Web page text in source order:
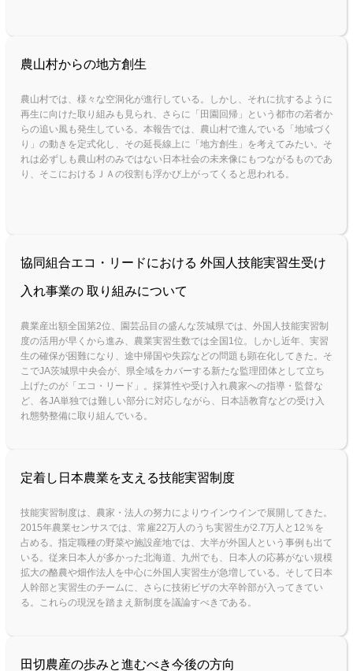
農山村からの地方創生
農山村では、様々な空洞化が進行している。しかし、それに抗するように
再生に向けた取り組みも見られ、さらに「田園回帰」という都市の若者か
らの追い風も発生している。本報告では、農山村で進んでいる「地域づく
り」の動きを定式化し、その延長線上に「地方創生」を考えてみたい。そ
れは必ずしも農山村のみではない日本社会の未来像にもつながるものであ
り、そこにおけるＪＡの役割も浮かび上がってくると思われる。
協同組合エコ・リードにおける 外国人技能実習生受け
入れ事業の 取り組みについて
農業産出額全国第2位、園芸品目の盛んな茨城県では、外国人技能実習制
度の活用が早くから進み、農業実習生数では全国1位。しかし近年、実習
生の確保が困難になり、途中帰国や失踪などの問題も顕在化してきた。そ
こでJA茨城県中央会が、県全域をカバーする新たな監理団体として立ち
上げたのが「エコ・リード」。採算性や受け入れ農家への指導・監督な
ど、各JA単独では難しい部分に対応しながら、日本語教育などの受け入
れ態勢整備に取り組んでいる。
定着し日本農業を支える技能実習制度
技能実習制度は、農家・法人の努力によりウインウインで展開してきた。
2015年農業センサスでは、常雇22万人のうち実習生が2.7万人と12％を
占める。指定職種の野菜や施設産地では、大半が外国人という事例も出て
いる。従来日本人が多かった北海道、九州でも、日本人の応募がない規模
拡大の酪農や畑作法人を中心に外国人実習生が急増している。そして日本
人幹部と実習生のチームに、さらに技術ビザの大卒幹部が入ってきてい
る。これらの現況を踏まえ新制度を議論すべきである。
田切農産の歩みと進むべき今後の方向